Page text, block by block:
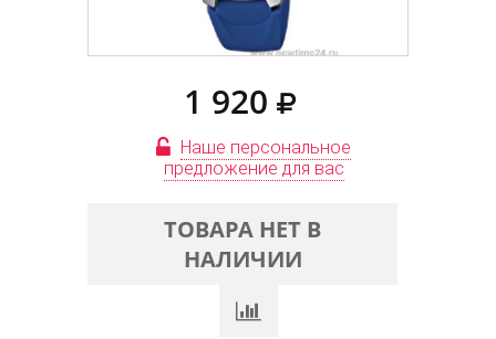
1 920
Наше персональное
предложение для вас
ТОВАРА НЕТ В
НАЛИЧИИ